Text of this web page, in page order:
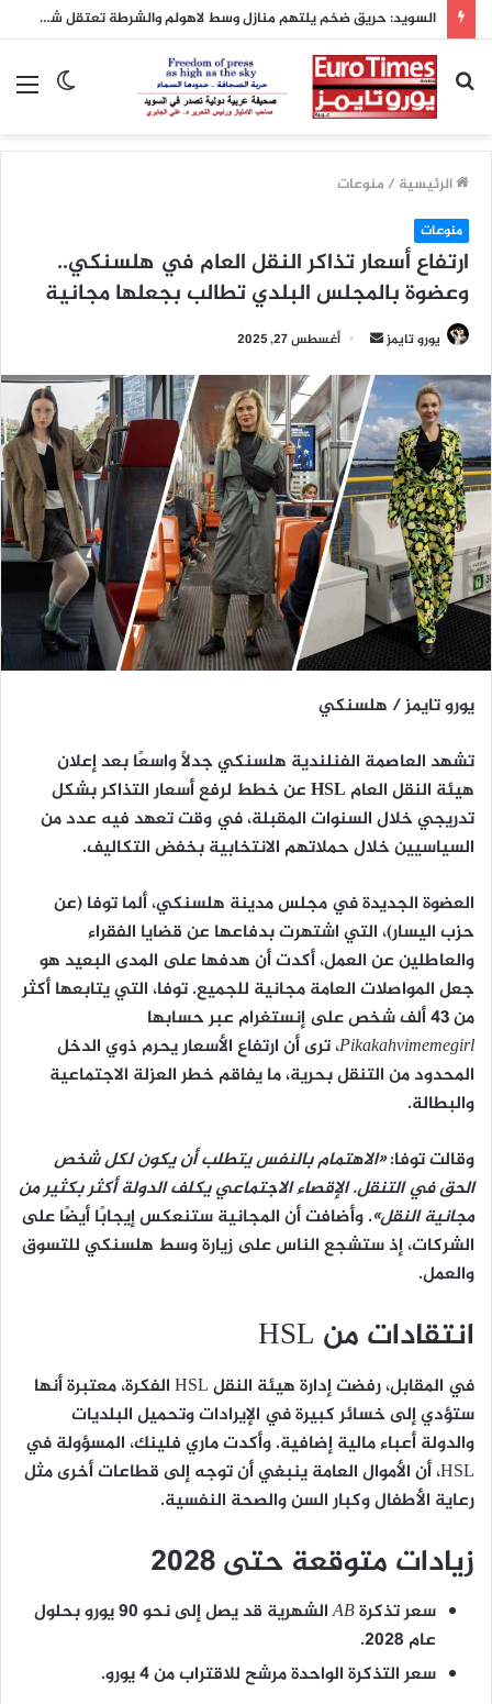
السويد: حريق ضخم يلتهم منازل وسط لاهولم والشرطة تعتقل شخصاً بشبهة الحريق المتعمد
الوضع
بحث
عن
الرئيسية / منوعات
منوعات
ارتفاع أسعار تذاكر النقل العام في هلسنكي..
وعضوة بالمجلس البلدي تطالب بجعلها مجانية
يورو تايمز
أرسل
إلكترونيا
أغسطس 27, 2025
يورو تايمز / هلسنكي
تشهد العاصمة الفنلندية هلسنكي جدلًا واسعًا بعد إعلان
هيئة النقل العام HSLعن خطط لرفع أسعار التذاكر بشكل
تدريجي خلال السنوات المقبلة، في وقت تعهد فيه عدد من
السياسيين خلال حملاتهم الانتخابية بخفض التكاليف.
العضوة الجديدة في مجلس مدينة هلسنكي،ألما توفا(عن
حزب اليسار)، التي اشتهرت بدفاعها عن قضايا الفقراء
والعاطلين عن العمل، أكدت أن هدفها على المدى البعيد هو
جعل المواصلات العامة مجانية للجميع. توفا، التي يتابعها أكثر
من 43 ألف شخص على إنستغرام عبر حسابها
Pikakahvimemegirl، ترى أن ارتفاع الأسعار يحرم ذوي الدخل
المحدود من التنقل بحرية، ما يفاقم خطر العزلة الاجتماعية
والبطالة.
وقالت توفا:«الاهتمام بالنفس يتطلب أن يكون لكل شخص
الحق في التنقل. الإقصاء الاجتماعي يكلف الدولة أكثر بكثير من
مجانية النقل». وأضافت أن المجانية ستنعكس إيجابًا أيضًا على
الشركات، إذ ستشجع الناس على زيارة وسط هلسنكي للتسوق
والعمل.
انتقادات من HSL
في المقابل، رفضت إدارة هيئة النقل HSL الفكرة، معتبرة أنها
ستؤدي إلى خسائر كبيرة في الإيرادات وتحميل البلديات
والدولة أعباء مالية إضافية. وأكدتماري فلينك، المسؤولة في
HSL، أن الأموال العامة ينبغي أن توجه إلى قطاعات أخرى مثل
رعاية الأطفال وكبار السن والصحة النفسية.
زيادات متوقعة حتى 2028
سعر تذكرةABالشهرية قد يصل إلى نحو
90 يورو بحلول
عام 2028
.
سعر التذكرة الواحدة مرشح للاقتراب من4 يورو
.